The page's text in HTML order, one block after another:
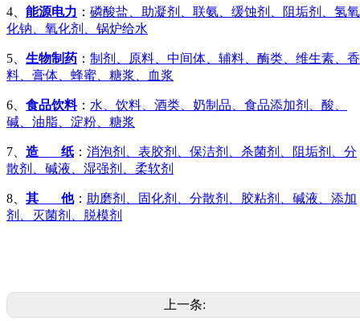
4、 能源电力 ： 磷酸盐、助凝剂、联氨、缓蚀剂、阻垢剂、氢氧
化钠、氧化剂、锅炉给水
5、 生物制药 ： 制剂、原料、中间体、辅料、酶类、维生素、香
料、膏体、蜂蜜、糖浆、血浆
6、 食品饮料： 水、饮料、酒类、奶制品、食品添加剂、酸、
碱、油脂、淀粉、糖浆
7、 造 纸 ： 消泡剂、表胶剂、保洁剂、杀菌剂、阻垢剂、分
散剂、碱液、湿强剂、柔软剂
8、 其 他： 助磨剂、固化剂、分散剂、胶粘剂、碱液、添加
剂、灭菌剂、脱模剂
上一条: